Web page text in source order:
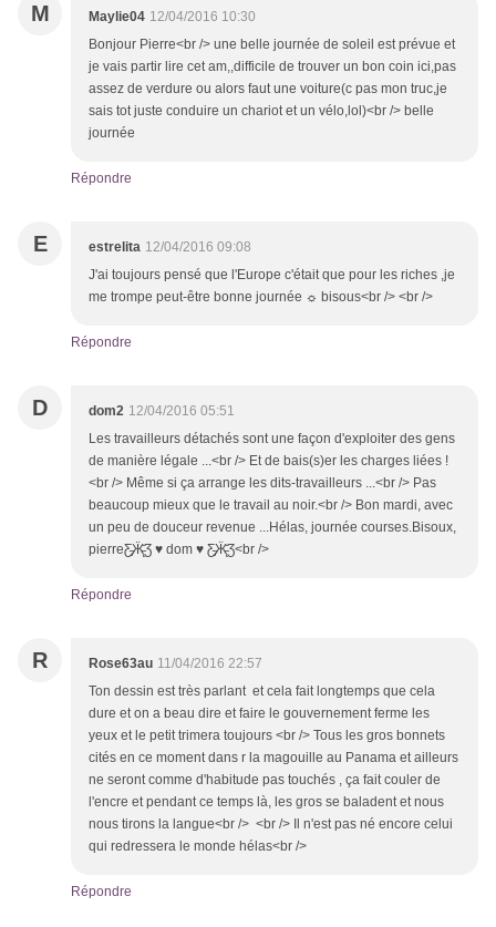
M Maylie04 12/04/2016 10:30
Bonjour Pierre<br /> une belle journée de soleil est prévue et
je vais partir lire cet am,,difficile de trouver un bon coin ici,pas
assez de verdure ou alors faut une voiture(c pas mon truc,je
sais tot juste conduire un chariot et un vélo,lol)<br /> belle
journée
Répondre
E estrelita 12/04/2016 09:08
J'ai toujours pensé que l'Europe c'était que pour les riches ,je
me trompe peut-être bonne journée ☼ bisous<br /> <br />
Répondre
D dom2 12/04/2016 05:51
Les travailleurs détachés sont une façon d'exploiter des gens
de manière légale ...<br /> Et de bais(s)er les charges liées !
<br /> Même si ça arrange les dits-travailleurs ...<br /> Pas
beaucoup mieux que le travail au noir.<br /> Bon mardi, avec
un peu de douceur revenue ...Hélas, journée courses.Bisoux,
pierreƸ̵̡Ӝ̵̨̄Ʒ ♥ dom ♥ Ƹ̵̡Ӝ̵̨̄Ʒ<br />
Répondre
R Rose63au 11/04/2016 22:57
Ton dessin est très parlant et cela fait longtemps que cela
dure et on a beau dire et faire le gouvernement ferme les
yeux et le petit trimera toujours <br /> Tous les gros bonnets
cités en ce moment dans r la magouille au Panama et ailleurs
ne seront comme d'habitude pas touchés , ça fait couler de
l'encre et pendant ce temps là, les gros se baladent et nous
nous tirons la langue<br /> <br /> Il n'est pas né encore celui
qui redressera le monde hélas<br />
Répondre